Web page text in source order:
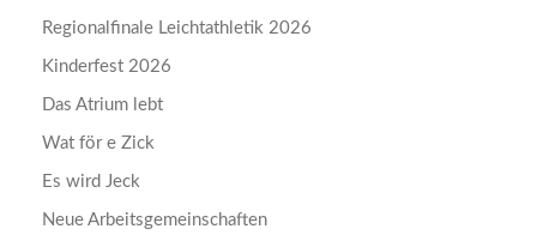
Regionalfinale Leichtathletik 2026
Kinderfest 2026
Das Atrium lebt
Wat för e Zick
Es wird Jeck
Neue Arbeitsgemeinschaften